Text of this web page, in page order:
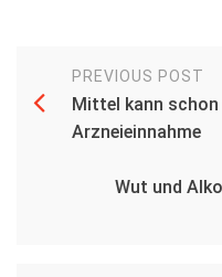
PREVIOUS POST
Mittel kann schon
Arzneieinnahme
Wut und